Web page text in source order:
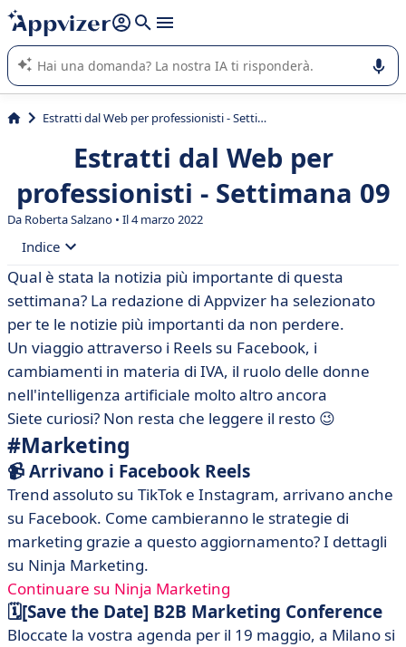
righe con
shift + enter
L'IA di Appvizer vi guida nell'utilizzo o nella scelta di un
software SaaS per la vostra azienda.
Estratti dal Web per professionisti - Settimana 09
Estratti dal Web per
professionisti - Settimana 09
Da Roberta Salzano • Il 4 marzo 2022
Indice
• #Marketing
• #Contabilità
• #Tech
• #HR
Qual è stata la notizia più importante di questa
settimana? La redazione di Appvizer ha selezionato
per te le notizie più importanti da non perdere.
Un viaggio attraverso i Reels su Facebook, i
cambiamenti in materia di IVA, il ruolo delle donne
nell'intelligenza artificiale molto altro ancora
Siete curiosi? Non resta che leggere il resto 😉
#Marketing
📹 Arrivano i Facebook Reels
Trend assoluto su TikTok e Instagram, arrivano anche
su Facebook. Come cambieranno le strategie di
marketing grazie a questo aggiornamento? I dettagli
su Ninja Marketing.
Continuare su Ninja Marketing
🗓[Save the Date] B2B Marketing Conference
Bloccate la vostra agenda per il 19 maggio, a Milano si